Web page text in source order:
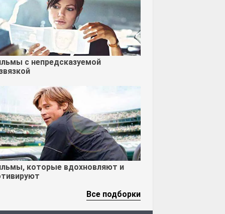
с непредсказуемой
которые вдохновляют и
Все подборки